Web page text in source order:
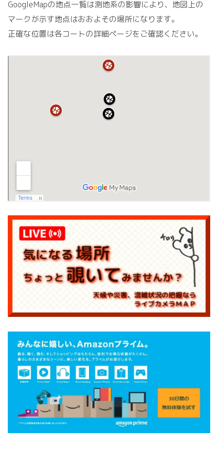
GoogleMapの地点一覧は測地系の影響により、地図上の
マークが示す地点はおおよその場所になります。
正確な位置は各コートの詳細ページをご確認ください。